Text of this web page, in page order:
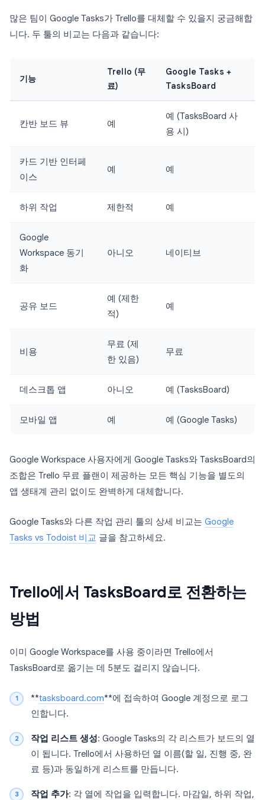
많은 팀이 Google Tasks가 Trello를 대체할 수 있을지 궁금해합
니다. 두 툴의 비교는 다음과 같습니다:
기능
Trello (무
료)
Google Tasks +
TasksBoard
칸반 보드 뷰 예
예 (TasksBoard 사
용 시)
카드 기반 인터페
이스
예 예
하위 작업 제한적 예
Google
Workspace 동기
화
아니오 네이티브
공유 보드
예 (제한
적)
예
비용
무료 (제
한 있음)
무료
데스크톱 앱 아니오 예 (TasksBoard)
모바일 앱 예 예 (Google Tasks)
Google Workspace 사용자에게 Google Tasks와 TasksBoard의
조합은 Trello 무료 플랜이 제공하는 모든 핵심 기능을 별도의
앱 생태계 관리 없이도 완벽하게 대체합니다.
Google Tasks와 다른 작업 관리 툴의 상세 비교는 Google
Tasks vs Todoist 비교 글을 참고하세요.
Trello에서 TasksBoard로 전환하는
방법
이미 Google Workspace를 사용 중이라면 Trello에서
TasksBoard로 옮기는 데 5분도 걸리지 않습니다.
**tasksboard.com**에 접속하여 Google 계정으로 로그
인합니다.
작업 리스트 생성: Google Tasks의 각 리스트가 보드의 열
이 됩니다. Trello에서 사용하던 열 이름(할 일, 진행 중, 완
료 등)과 동일하게 리스트를 만듭니다.
작업 추가: 각 열에 작업을 입력합니다. 마감일, 하위 작업,